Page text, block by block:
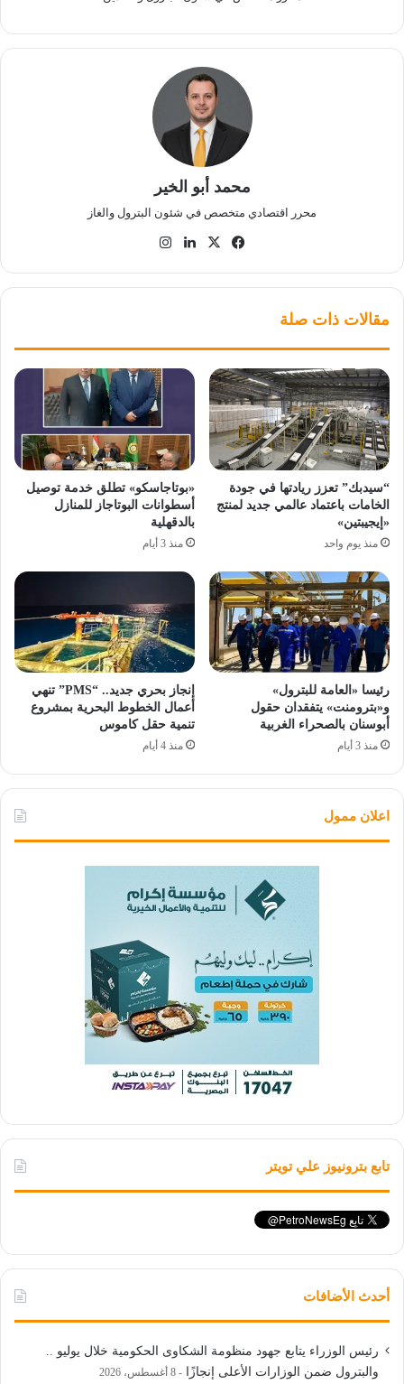
محمد أبو الخير
محرر اقتصادي متخصص في شئون البترول والغاز
فيسبوك
‫X لينكدإن
مقالات ذات صلة
“سيدبك” تعزز ريادتها في جودة
الخامات باعتماد عالمي جديد لمنتج
«إيجيبتين»
منذ يوم واحد
«بوتاجاسكو» تطلق خدمة توصيل
أسطوانات البوتاجاز للمنازل
بالدقهلية
منذ 3 أيام
رئيسا «العامة للبترول»
و«بترومنت» يتفقدان حقول
أبوسنان بالصحراء الغربية
منذ 3 أيام
إنجاز بحري جديد.. “PMS” تنهي
أعمال الخطوط البحرية بمشروع
تنمية حقل كاموس
منذ 4 أيام
اعلان ممول
تابع بترونيوز علي تويتر
أحدث الأضافات
رئيس الوزراء يتابع جهود منظومة الشكاوى الحكومية خلال يوليو ..
والبترول ضمن الوزارات الأعلى إنجازًا
8 أغسطس، 2026